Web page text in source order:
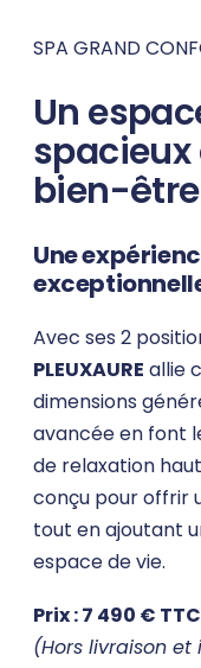
SPA GRAND
Un
spacieux
bien-
Une
Avec ses 2
PLEUXAURE allie
dimensions
avancée en font
de relaxation
conçu pour offrir
tout en ajoutant
espace de vie.
Prix : 7 490 € TTC
(Hors livraison